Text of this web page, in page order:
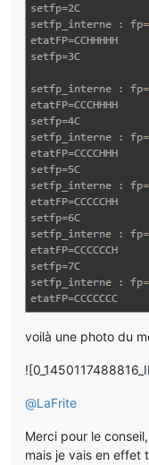
voilà une photo du
@LaFrite
Merci pour le
mais je vais en effet